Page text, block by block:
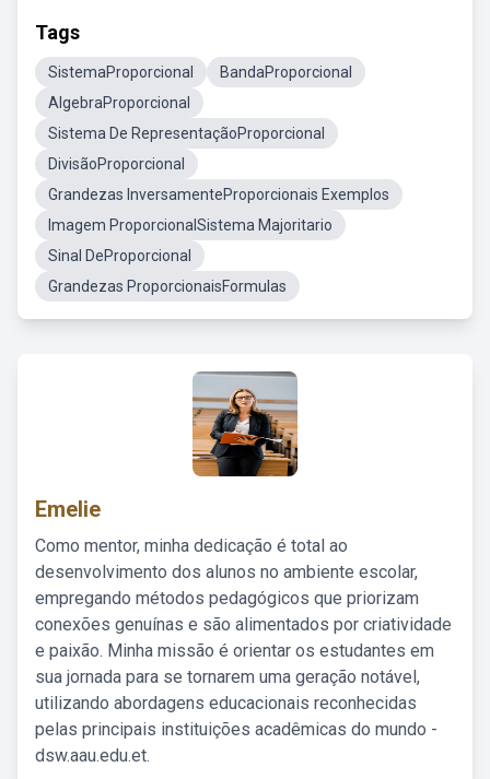
Tags
SistemaProporcional
BandaProporcional
AlgebraProporcional
Sistema De RepresentaçãoProporcional
DivisãoProporcional
Grandezas InversamenteProporcionais Exemplos
Imagem ProporcionalSistema Majoritario
Sinal DeProporcional
Grandezas ProporcionaisFormulas
Emelie
Como mentor, minha dedicação é total ao
desenvolvimento dos alunos no ambiente escolar,
empregando métodos pedagógicos que priorizam
conexões genuínas e são alimentados por criatividade
e paixão. Minha missão é orientar os estudantes em
sua jornada para se tornarem uma geração notável,
utilizando abordagens educacionais reconhecidas
pelas principais instituições acadêmicas do mundo -
dsw.aau.edu.et.